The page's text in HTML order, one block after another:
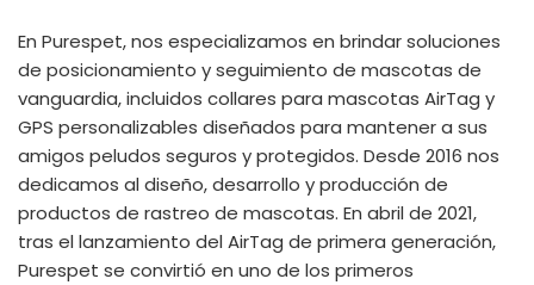
En Purespet, nos especializamos en brindar soluciones
de posicionamiento y seguimiento de mascotas de
vanguardia, incluidos collares para mascotas AirTag y
GPS personalizables diseñados para mantener a sus
amigos peludos seguros y protegidos. Desde 2016 nos
dedicamos al diseño, desarrollo y producción de
productos de rastreo de mascotas. En abril de 2021,
tras el lanzamiento del AirTag de primera generación,
Purespet se convirtió en uno de los primeros